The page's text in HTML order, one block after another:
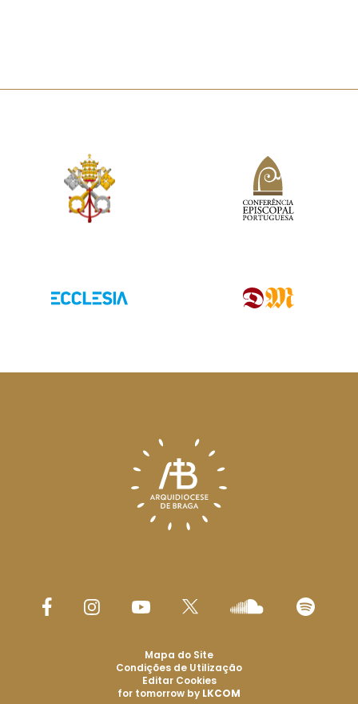
Mapa do Site
Condições de Utilização
Editar Cookies
for tomorrow by LKCOM